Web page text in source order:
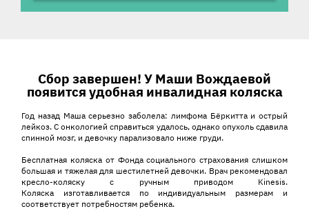
Сбор завершен! У Маши Вождаевой
появится удобная инвалидная коляска
Год назад Маша серьезно заболела: лимфома Бёркитта и острый
лейкоз. С онкологией справиться удалось, однако опухоль сдавила
спинной мозг, и девочку парализовало ниже груди.
Бесплатная коляска от Фонда социального страхования слишком
большая и тяжелая для шестилетней девочки. Врач рекомендовал
кресло-коляску с ручным приводом Kinesis.
Коляска изготавливается по индивидуальным размерам и
соответствует потребностям ребенка.